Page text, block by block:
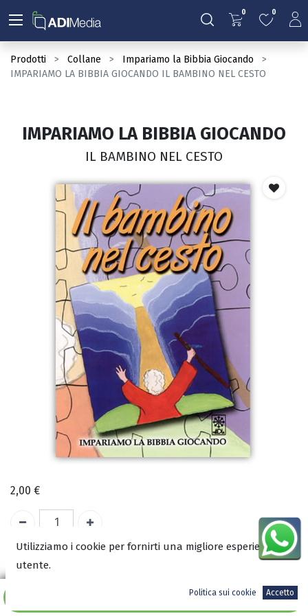
0 0
Prodotti Collane
Impariamo la Bibbia Giocando
IMPARIAMO LA BIBBIA GIOCANDO IL BAMBINO NEL CESTO
Aggiungi al carrello
IMPARIAMO LA BIBBIA GIOCANDO
IL BAMBINO NEL CESTO
2,00 €
A magazzino
ISBN:
Utilizziamo i cookie per fornirti una migliore esperienza
utente.
Politica sui cookie Accetto